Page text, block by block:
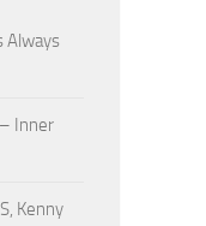
Always
Inner
Kenny